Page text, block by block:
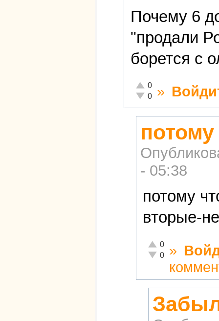
Почему 6
"продали
борется с
Отлично!
0
Неадекватно!
0 »
- 05:38
потому
вторые-
Отлично!
0
Неадекватно!
0 »